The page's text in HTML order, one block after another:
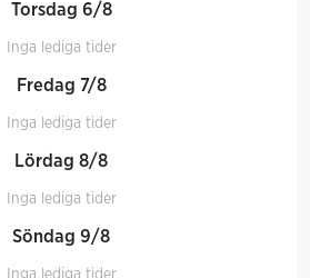
Torsdag 6/8
Inga lediga tider
Fredag 7/8
Inga lediga tider
Lördag 8/8
Inga lediga tider
Söndag 9/8
Inga lediga tider